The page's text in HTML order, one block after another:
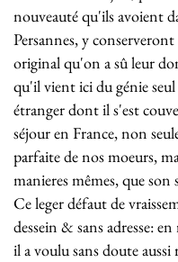
nouveauté qu'ils avoient
Persannes, y
original qu'on a sû leur
qu'il vient ici du génie
étranger dont il s'est
séjour en France, non
parfaite de nos moeurs,
manieres mêmes, que
Ce leger défaut de
dessein & sans adresse:
il a voulu sans doute aussi